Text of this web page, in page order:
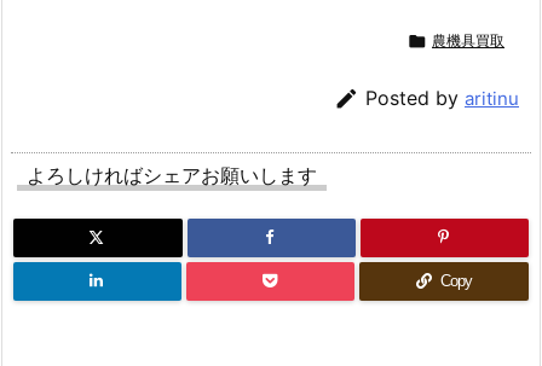
 農機具買取
 Posted by aritinu
よろしければシェアお願いします
Copy